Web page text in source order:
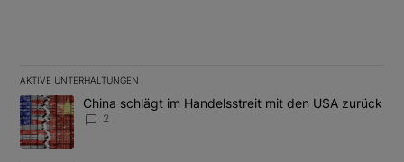
AKTIVE UNTERHALTUNGEN
Das Folgende ist eine Liste der am meisten kommentierten
Ein Trendartikel mit dem Titel "China schlägt im Handelsstreit
China schlägt im Handelsstreit mit den USA zurück
2